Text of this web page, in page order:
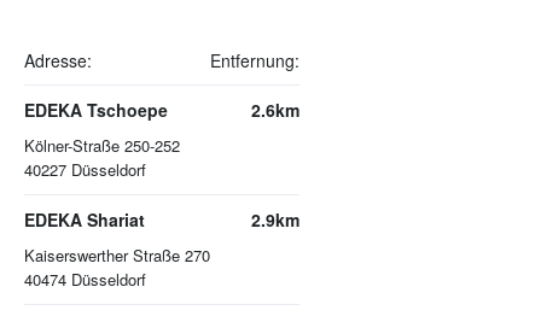
Adresse: Entfernung:
EDEKA Tschoepe
Kölner-Straße 250-252
40227 Düsseldorf
2.6km
EDEKA Shariat
Kaiserswerther Straße 270
40474 Düsseldorf
2.9km